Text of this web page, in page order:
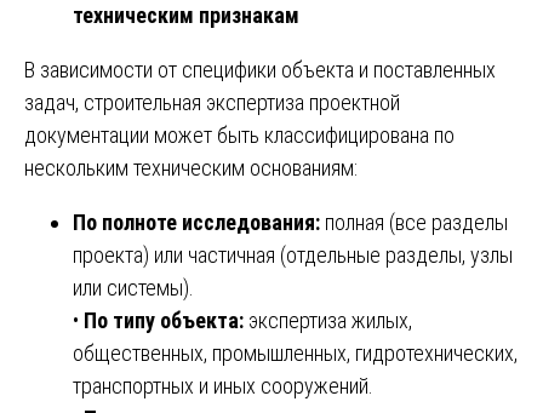
техническим признакам
В зависимости от специфики объекта и поставленных
задач, строительная экспертиза проектной
документации может быть классифицирована по
нескольким техническим основаниям:
По полноте исследования: полная (все разделы
проекта) или частичная (отдельные разделы, узлы
или системы).
• По типу объекта: экспертиза жилых,
общественных, промышленных, гидротехнических,
транспортных и иных сооружений.